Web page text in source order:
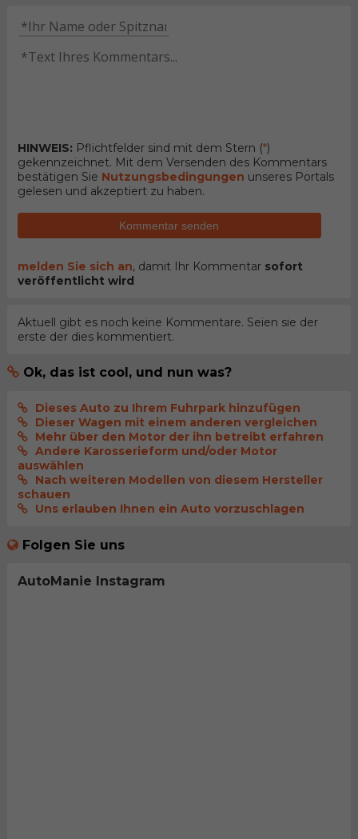
HINWEIS: Pflichtfelder sind mit dem Stern (*)
gekennzeichnet. Mit dem Versenden des Kommentars
bestätigen Sie Nutzungsbedingungen unseres Portals
gelesen und akzeptiert zu haben.
Kommentar senden
melden Sie sich an, damit Ihr Kommentar sofort
veröffentlicht wird
Aktuell gibt es noch keine Kommentare. Seien sie der
erste der dies kommentiert.
Ok, das ist cool, und nun was?
Dieses Auto zu Ihrem Fuhrpark hinzufügen
Dieser Wagen mit einem anderen vergleichen
Mehr über den Motor der ihn betreibt erfahren
Andere Karosserieform und/oder Motor
auswählen
Nach weiteren Modellen von diesem Hersteller
schauen
Uns erlauben Ihnen ein Auto vorzuschlagen
Folgen Sie uns
AutoManie Instagram